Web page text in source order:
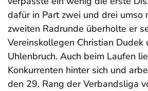
dafür in Part zwei und drei umso
zweiten Radrunde überholte er
Vereinskollegen Christian Dudek
Uhlenbruch. Auch beim Laufen
Konkurrenten hinter sich und
den 29. Rang der Verbandsliga